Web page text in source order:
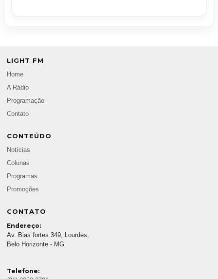
LIGHT FM
Home
A Rádio
Programação
Contato
CONTEÚDO
Notícias
Colunas
Programas
Promoções
CONTATO
Endereço:
Av. Bias fortes 349, Lourdes,
Belo Horizonte - MG
Telefone: